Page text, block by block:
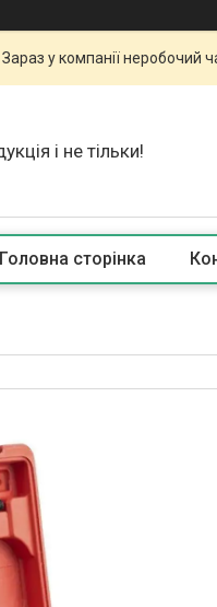
Зараз у компанії неробочий
і не тільки!
Головна сторінка